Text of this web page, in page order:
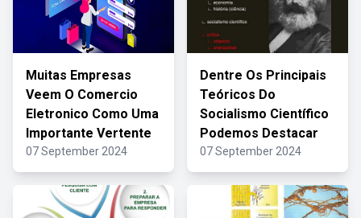
Muitas Empresas
Veem O Comercio
Eletronico Como Uma
Importante Vertente
07 September 2024
Dentre Os Principais
Teóricos Do
Socialismo Científico
Podemos Destacar
07 September 2024